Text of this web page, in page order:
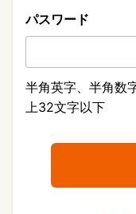
パスワード
半角英字、半角数
上32文字以下